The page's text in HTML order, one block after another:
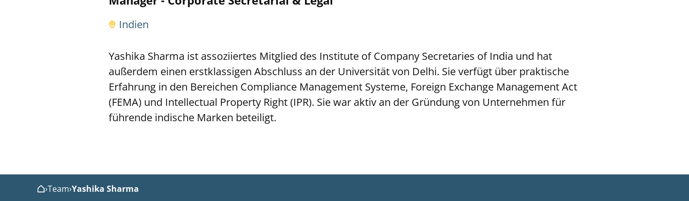
Indien
Yashika Sharma ist assoziiertes Mitglied des Institute of Company Secretaries of India und hat
außerdem einen erstklassigen Abschluss an der Universität von Delhi. Sie verfügt über praktische
Erfahrung in den Bereichen Compliance Management Systeme, Foreign Exchange Management Act
(FEMA) und Intellectual Property Right (IPR). Sie war aktiv an der Gründung von Unternehmen für
führende indische Marken beteiligt.
Home
›Team›Yashika Sharma